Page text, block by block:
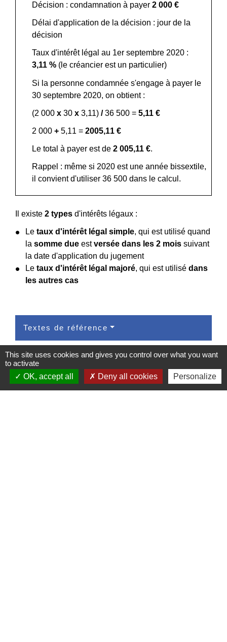
Décision : condamnation à payer 2 000 €
Délai d'application de la décision : jour de la
décision
Taux d'intérêt légal au 1er septembre 2020 :
3,11 % (le créancier est un particulier)
Si la personne condamnée s'engage à payer le
30 septembre 2020, on obtient :
(2 000 x 30 x 3,11) /36 500 = 5,11 €
2 000 + 5,11 = 2005,11 €
Le total à payer est de 2 005,11 €.
Rappel : même si 2020 est une année bissextile,
il convient d'utiliser 36 500 dans le calcul.
Il existe 2 types d'intérêts légaux :
Le taux d'intérêt légal simple, qui est utilisé quand
la somme due estversée dans les 2 mois suivant
la date d'application du jugement
Le taux d'intérêt légal majoré, qui est utilisé dans
les autres cas
Textes de référence
Questions ? Réponses !
Qu'est-ce que l'intérêt légal ?
This site uses cookies and gives you control over what you want
to activate
OK, accept all
Deny all cookies Personalize